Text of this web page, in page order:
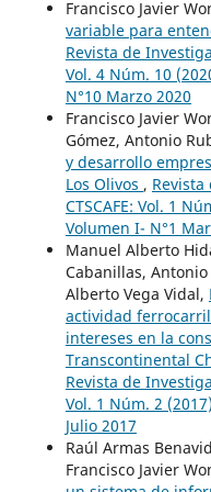
Francisco Javier
variable para
Revista de
Vol. 4 Núm. 10
N°10 Marzo 2020
Francisco Javier
Gómez, Antonio
y desarrollo
Los Olivos ,
CTSCAFE: Vol. 1
Volumen I- N°1
Manuel Alberto
Cabanillas,
Alberto Vega Vidal,
actividad
intereses en la
Transcontinental
Revista de
Vol. 1 Núm. 2
Julio 2017
Raúl Armas
Francisco Javier